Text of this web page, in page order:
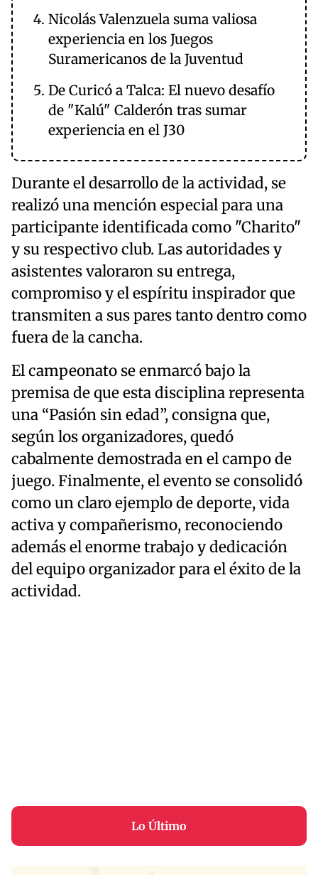
Nicolás Valenzuela suma valiosa
experiencia en los Juegos
Suramericanos de la Juventud
De Curicó a Talca: El nuevo desafío
de "Kalú" Calderón tras sumar
experiencia en el J30
Durante el desarrollo de la actividad, se
realizó una mención especial para una
participante identificada como "Charito"
y su respectivo club. Las autoridades y
asistentes valoraron su entrega,
compromiso y el espíritu inspirador que
transmiten a sus pares tanto dentro como
fuera de la cancha.
El campeonato se enmarcó bajo la
premisa de que esta disciplina representa
una “Pasión sin edad”, consigna que,
según los organizadores, quedó
cabalmente demostrada en el campo de
juego. Finalmente, el evento se consolidó
como un claro ejemplo de deporte, vida
activa y compañerismo, reconociendo
además el enorme trabajo y dedicación
del equipo organizador para el éxito de la
actividad.
Lo Último